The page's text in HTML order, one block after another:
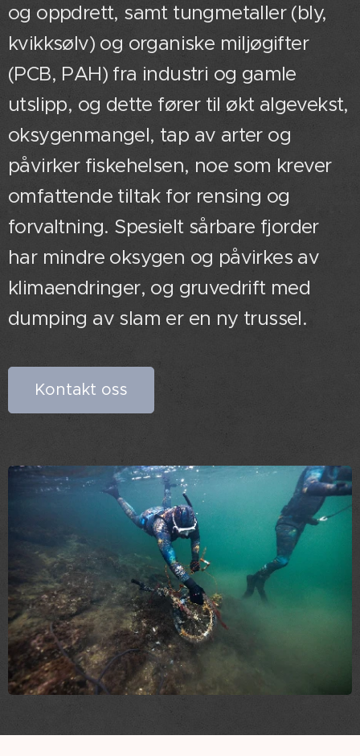
og oppdrett, samt tungmetaller (bly,
kvikksølv) og organiske miljøgifter
(PCB, PAH) fra industri og gamle
utslipp, og dette fører til økt algevekst,
oksygenmangel, tap av arter og
påvirker fiskehelsen, noe som krever
omfattende tiltak for rensing og
forvaltning. Spesielt sårbare fjorder
har mindre oksygen og påvirkes av
klimaendringer, og gruvedrift med
dumping av slam er en ny trussel.
Kontakt oss